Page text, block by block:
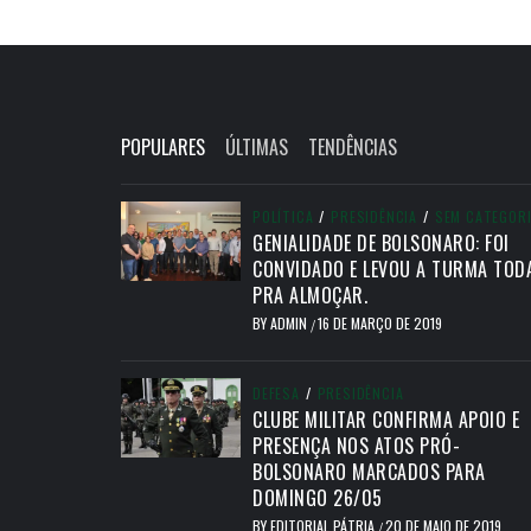
POPULARES ÚLTIMAS TENDÊNCIAS
POLÍTICA / PRESIDÊNCIA / SEM
GENIALIDADE DE BOLSONARO: FOI
CONVIDADO E LEVOU A TURMA
PRA ALMOÇAR.
BYADMIN /16 DE MARÇO DE 2019
DEFESA / PRESIDÊNCIA
CLUBE MILITAR CONFIRMA APOIO E
PRESENÇA NOS ATOS PRÓ-
BOLSONARO MARCADOS PARA
DOMINGO 26/05
BYEDITORIAL PÁTRIA /20 DE MAIO DE 2019